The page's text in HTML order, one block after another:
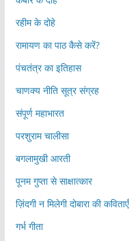
रहीम के दोहे
रामायण का पाठ कैसे करें?
पंचतंत्र का इतिहास
चाणक्य नीति सूत्र संग्रह
संपूर्ण महाभारत
परशुराम चालीसा
बगलामुखी आरती
पूनम गुप्ता से साक्षात्कार
ज़िंदगी न मिलेगी दोबारा की कविताएँ
गर्भ गीता